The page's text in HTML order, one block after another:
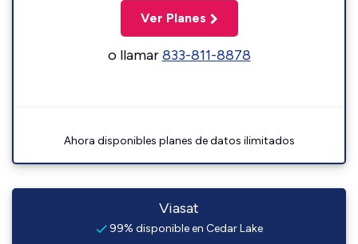
Ver Planes
o llamar833-811-8878
Ahora disponibles planes de datos ilimitados
Viasat
99% disponible en Cedar Lake